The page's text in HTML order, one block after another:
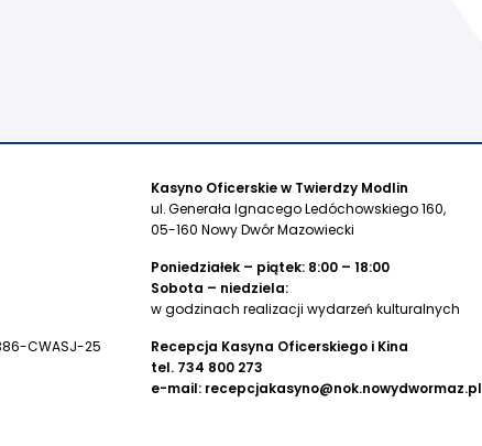
CWASJ-25
Kasyno Oficerskie w Twierdzy Modlin
ul. Generała Ignacego Ledóchowskiego 160,
05-160 Nowy Dwór Mazowiecki
Poniedziałek – piątek: 8:00 – 18:00
Sobota – niedziela:
w godzinach realizacji wydarzeń kulturalnych
Recepcja Kasyna Oficerskiego i Kina
tel. 734 800 273
e-mail: recepcjakasyno@nok.nowydwormaz.pl